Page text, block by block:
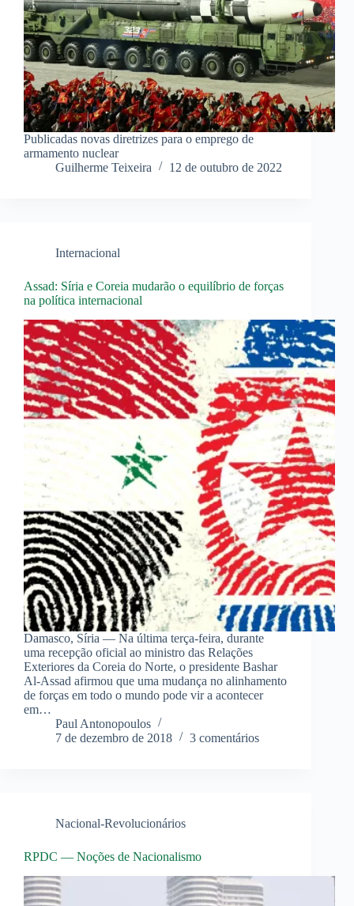
Publicadas novas diretrizes para o emprego de
armamento nuclear
Guilherme Teixeira
12 de outubro de 2022
Internacional
Assad: Síria e Coreia mudarão o equilíbrio de forças
na política internacional
Damasco, Síria — Na última terça-feira, durante
uma recepção oficial ao ministro das Relações
Exteriores da Coreia do Norte, o presidente Bashar
Al-Assad afirmou que uma mudança no alinhamento
de forças em todo o mundo pode vir a acontecer
em…
Paul Antonopoulos
7 de dezembro de 2018
3 comentários
Nacional-Revolucionários
RPDC — Noções de Nacionalismo